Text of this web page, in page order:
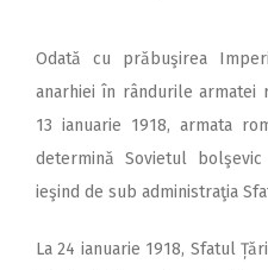
Odată cu prăbuşirea
anarhiei în rândurile armatei
13 ianuarie 1918, armata
determină Sovietul
ieşind de sub administraţia
La 24 ianuarie 1918, Sfatul